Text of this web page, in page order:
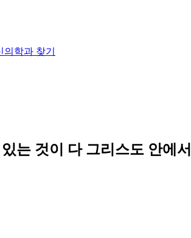
의학과 찾기
는 것이 다 그리스도 안에